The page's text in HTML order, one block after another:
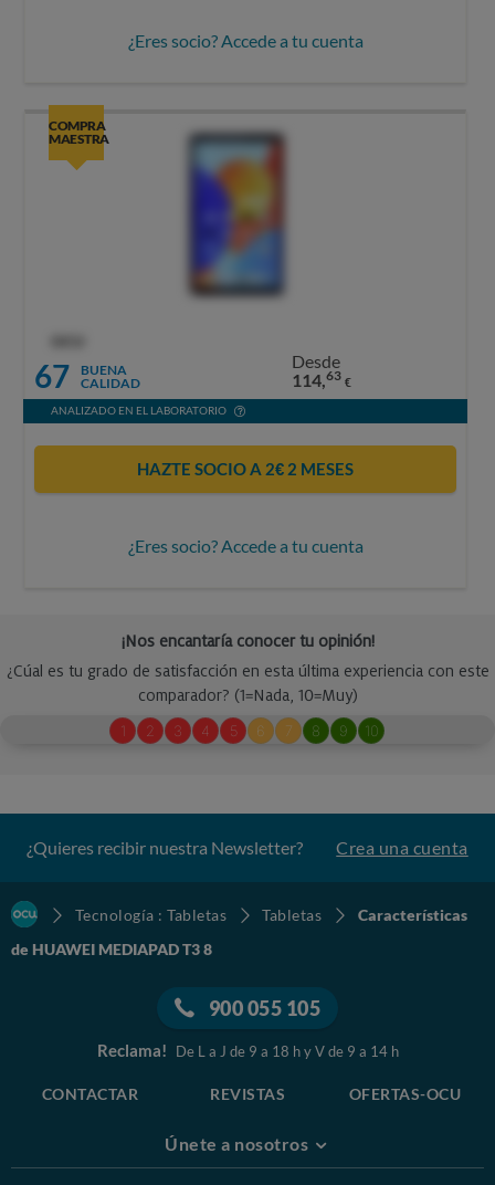
¿Eres socio? Accede a tu cuenta
COMPRA
MAESTRA
67
BUENA
CALIDAD
Desde
114,63 €
ANALIZADO EN EL LABORATORIO
HAZTE SOCIO A 2€ 2 MESES
¿Eres socio? Accede a tu cuenta
¿Quieres recibir nuestra Newsletter? Crea una cuenta
Tecnología : Tabletas Tabletas
Características
de HUAWEI MEDIAPAD T3 8
900 055 105
Reclama! De L a J de 9 a 18 h y V de 9 a 14 h
CONTACTAR REVISTAS OFERTAS-OCU
Únete a nosotros